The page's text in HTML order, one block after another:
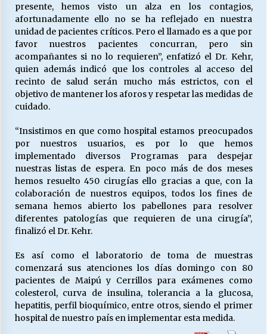
presente, hemos visto un alza en los contagios,
afortunadamente ello no se ha reflejado en nuestra
unidad de pacientes críticos. Pero el llamado es a que por
favor nuestros pacientes concurran, pero sin
acompañantes si no lo requieren”, enfatizó el Dr. Kehr,
quien además indicó que los controles al acceso del
recinto de salud serán mucho más estrictos, con el
objetivo de mantener los aforos y respetar las medidas de
cuidado.
“Insistimos en que como hospital estamos preocupados
por nuestros usuarios, es por lo que hemos
implementado diversos Programas para despejar
nuestras listas de espera. En poco más de dos meses
hemos resuelto 450 cirugías ello gracias a que, con la
colaboración de nuestros equipos, todos los fines de
semana hemos abierto los pabellones para resolver
diferentes patologías que requieren de una cirugía”,
finalizó el Dr. Kehr.
Es así como el laboratorio de toma de muestras
comenzará sus atenciones los días domingo con 80
pacientes de Maipú y Cerrillos para exámenes como
colesterol, curva de insulina, tolerancia a la glucosa,
hepatitis, perfil bioquímico, entre otros, siendo el primer
hospital de nuestro país en implementar esta medida.